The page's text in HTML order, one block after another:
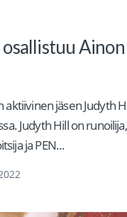
Ainon
aktiivinen jäsen Judyth
Judyth Hill on runoilija,
ja PEN...